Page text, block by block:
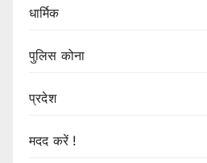
धार्मिक
पुलिस कोना
प्रदेश
मदद करें !